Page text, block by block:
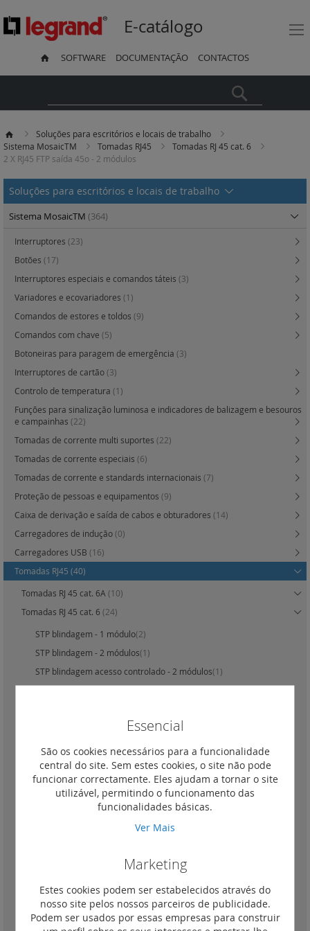
E-catálogo
SOFTWARE DOCUMENTAÇÃO CONTACTOS
Soluções para escritórios e locais de trabalho
Sistema MosaicTM
Tomadas RJ45
Tomadas RJ 45 cat. 6
2 X RJ45 FTP saída 45o - 2 módulos
Soluções para escritórios e locais de trabalho
Sistema MosaicTM (364)
Interruptores (23)
Botões (17)
Interruptores especiais e comandos táteis (3)
Variadores e ecovariadores (1)
Comandos de estores e toldos (9)
Comandos com chave (5)
Botoneiras para paragem de emergência (3)
Interruptores de cartão(3)
Controlo de temperatura (1)
Funções para sinalização luminosa e indicadores de balizagem e besouros
e campainhas (22)
Tomadas de corrente multi suportes (22)
Tomadas de corrente especiais (6)
Tomadas de corrente e standards internacionais (7)
Proteção de pessoas e equipamentos (9)
Caixa de derivação e saída de cabos e obturadores (14)
Carregadores de indução(0)
Carregadores USB (16)
Tomadas RJ45 (40)
Tomadas RJ 45 cat. 6A (10)
Tomadas RJ 45 cat. 6 (24)
STP blindagem - 1 módulo(2)
STP blindagem - 2 módulos(1)
STP blindagem acesso controlado - 2 módulos(1)
FTP - 2 módulos
FTP acesso controlado - 2 módulos(1)
FTP saída 45o - 2 módulos(1)
2 X RJ45 FTP saída 45o - 2 módulos
(1)
UTP acesso controlado - 2 módulos(1)
UTP saída 90o - 2 módulos (1)
Essencial
São os cookies necessários para a funcionalidade
central do site. Sem estes cookies, o site não pode
funcionar correctamente. Eles ajudam a tornar o site
utilizável, permitindo o funcionamento das
funcionalidades básicas.
Ver Mais
Marketing
Estes cookies podem ser estabelecidos através do
nosso site pelos nossos parceiros de publicidade.
Podem ser usados por essas empresas para construir